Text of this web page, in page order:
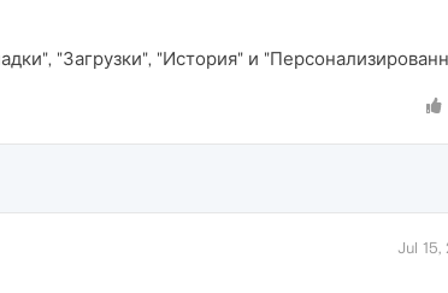
"Загрузки", "История" и
Jul 15,